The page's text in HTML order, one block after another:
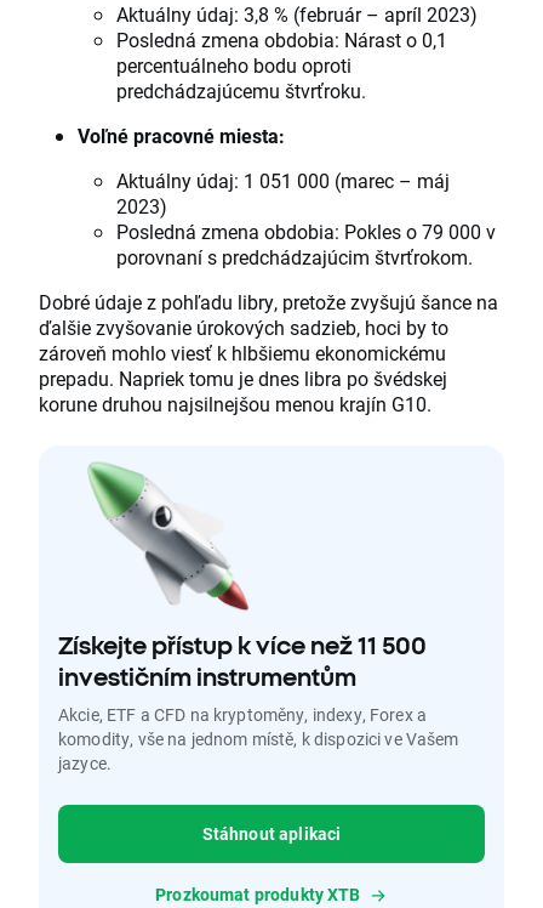
Aktuálny údaj: 3,8 % (február – apríl 2023)
Posledná zmena obdobia: Nárast o 0,1
percentuálneho bodu oproti
predchádzajúcemu štvrťroku.
Voľné pracovné miesta:
Aktuálny údaj: 1 051 000 (marec – máj
2023)
Posledná zmena obdobia: Pokles o 79 000 v
porovnaní s predchádzajúcim štvrťrokom.
Dobré údaje z pohľadu libry, pretože zvyšujú šance na
ďalšie zvyšovanie úrokových sadzieb, hoci by to
zároveň mohlo viesť k hlbšiemu ekonomickému
prepadu. Napriek tomu je dnes libra po švédskej
korune druhou najsilnejšou menou krajín G10.
Získejte přístup k více než 11 500
investičním instrumentům
Akcie, ETF a CFD na kryptoměny, indexy, Forex a
komodity, vše na jednom místě, k dispozici ve Vašem
jazyce.
Stáhnout aplikaci
Prozkoumat produkty XTB